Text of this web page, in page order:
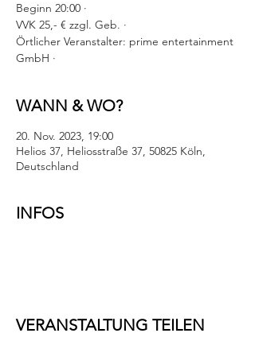
Beginn 20:00 ·
VVK 25,- € zzgl. Geb. ·
Örtlicher Veranstalter: prime entertainment
GmbH ·
WANN & WO?
20. Nov. 2023, 19:00
Helios 37, Heliosstraße 37, 50825 Köln,
Deutschland
INFOS
VERANSTALTUNG TEILEN